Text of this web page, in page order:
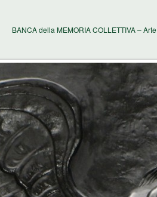
BANCA della MEMORIA COLLETTIVA –